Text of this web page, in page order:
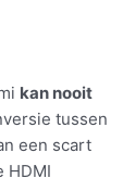
kan nooit
tussen
een scart
HDMI